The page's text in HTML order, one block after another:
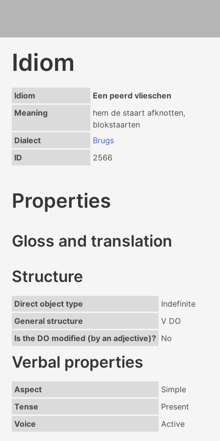
Idiom
Idiom
Een peerd vlieschen
Meaning
hem de staart afknotten,
blokstaarten
Dialect
Brugs
ID
2566
Properties
Gloss and translation
Structure
Direct object type
Indefinite
General structure
V DO
Is the DO modified (by an adjective)? No
Verbal properties
Aspect
Simple
Tense
Present
Voice
Active